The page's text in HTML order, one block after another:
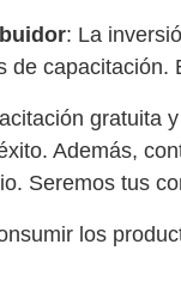
: La
de
gratuita
Además,
Seremos tus
los